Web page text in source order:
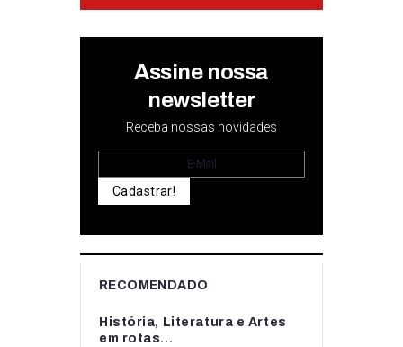
Assine nossa
newsletter
Receba nossas novidades
Cadastrar!
RECOMENDADO
História, Literatura e Artes
em rotas...